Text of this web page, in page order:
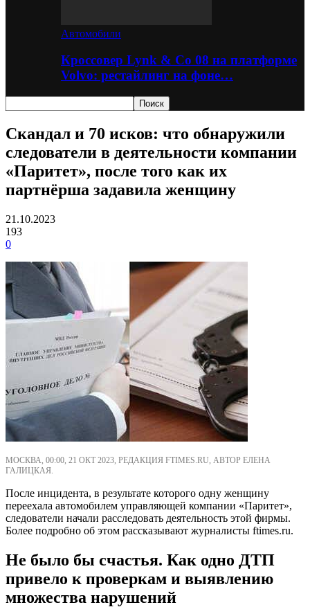
Автомобили
Кроссовер Lynk & Co 08 на платформе
Volvo: рестайлинг на фоне…
Скандал и 70 исков: что обнаружили
следователи в деятельности компании
«Паритет», после того как их
партнёрша задавила женщину
21.10.2023
193
0
МОСКВА, 00:00, 21 ОКТ 2023, РЕДАКЦИЯ FTIMES.RU, АВТОР ЕЛЕНА
ГАЛИЦКАЯ.
После инцидента, в результате которого одну женщину
переехала автомобилем управляющей компании «Паритет»,
следователи начали расследовать деятельность этой фирмы.
Более подробно об этом рассказывают журналисты ftimes.ru.
Не было бы счастья. Как одно ДТП
привело к проверкам и выявлению
множества нарушений